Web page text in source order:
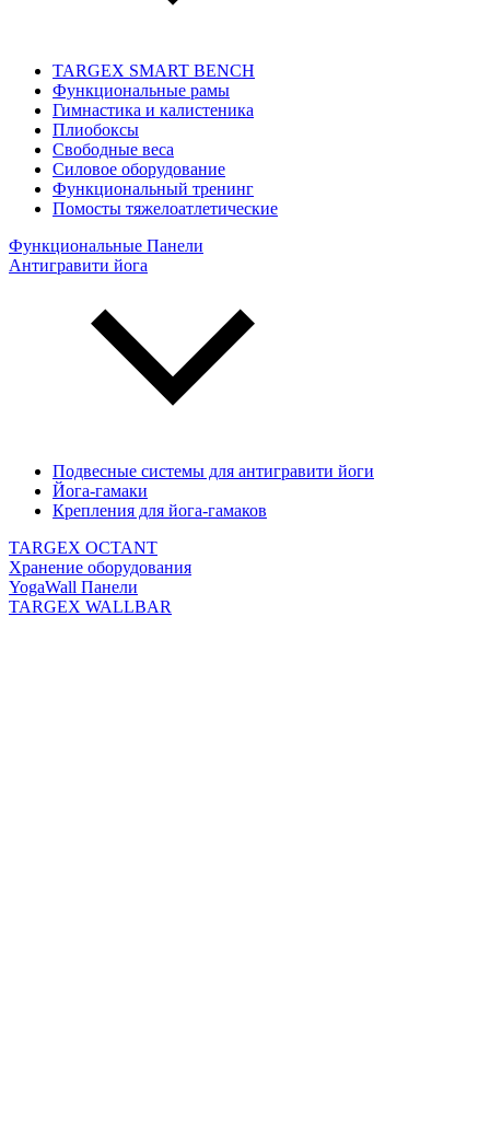
TARGEX SMART BENCH
Функциональные рамы
Гимнастика и калистеника
Плиобоксы
Свободные веса
Силовое оборудование
Функциональный тренинг
Помосты тяжелоатлетические
Функциональные Панели
Антигравити йога
Подвесные системы для антигравити йоги
Йога-гамаки
Крепления для йога-гамаков
TARGEX OCTANT
Хранение оборудования
YogaWall Панели
TARGEX WALLBAR